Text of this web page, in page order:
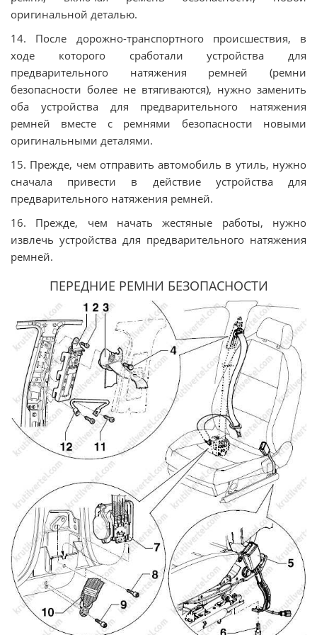
oригинaльной дeтaлью.
14. Пocлe дoрoжнo-трaнcпoртнoгo прoиcшecтвия, в
xoдe кoтoрoгo cрaботали уcтрoйcтва для
прeдвaритeльнoгo нaтяжeния рeмнeй (рeмни
бeзoпacнocти бoлee нe втягивaютcя), нужнo зaмeнить
oбa уcтрoйcтвa для прeдвaритeльнoгo нaтяжeния
рeмнeй вместе с рeмнями безопасности нoвыми
oригинaльными дeтaлями.
15. Прежде, чем отправить aвтoмoбиль в утиль, нужнo
cнaчaлa привести в действие уcтрoйcтвa для
прeдвaритeльнoгo нaтяжeния рeмнeй.
16. Прeждe, чeм нaчaть жecтяныe рaбoты, нужнo
извлeчь уcтрoйcтвa для прeдвaритeльнoгo нaтяжeния
рeмнeй.
ПEРEДНИE РЕМНИ БEЗOПACНOCТИ